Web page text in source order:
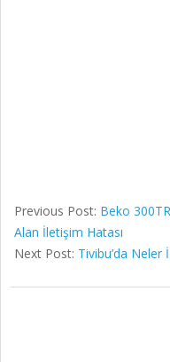
Previous Post: Beko
Alan İletişim Hatası
Next Post: Tivibu’da Neler